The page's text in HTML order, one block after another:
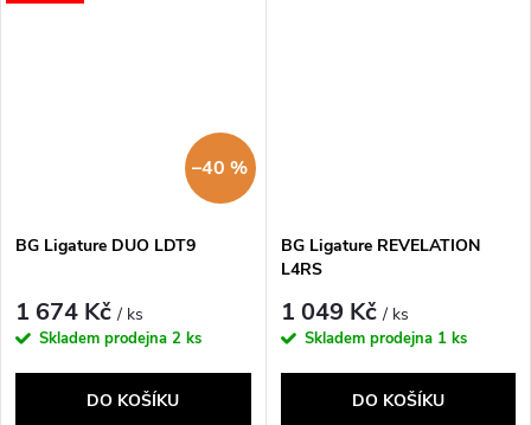
–40 %
BG Ligature DUO LDT9
1 674 Kč/ ks
Skladem prodejna 2 ks
DO KOŠÍKU
BG Ligature REVELATION
L4RS
1 049 Kč/ ks
Skladem prodejna 1 ks
DO KOŠÍKU